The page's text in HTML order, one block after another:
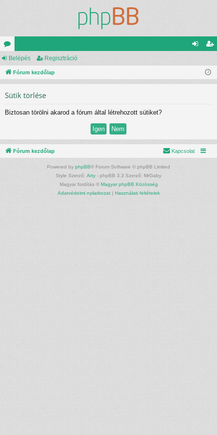
ór
u is
Belépés Regisztráció
Fórum kezdőlap
Sütik törlése
Biztosan törölni akarod a fórum által létrehozott sütiket?
Fórum kezdőlap Kapcsolat
Powered by phpBB® Forum Software © phpBB Limited
Style Szerző: Arty - phpBB 3.3 Szerző: MrGaby
Magyar fordítás © Magyar phpBB Közösség
Adatvédelmi nyilatkozat| Használati feltételek